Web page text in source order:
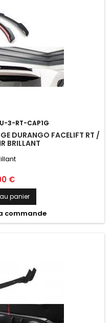
3-RT-CAP1G
DURANGO FACELIFT RT /
BRILLANT
€
panier
commande